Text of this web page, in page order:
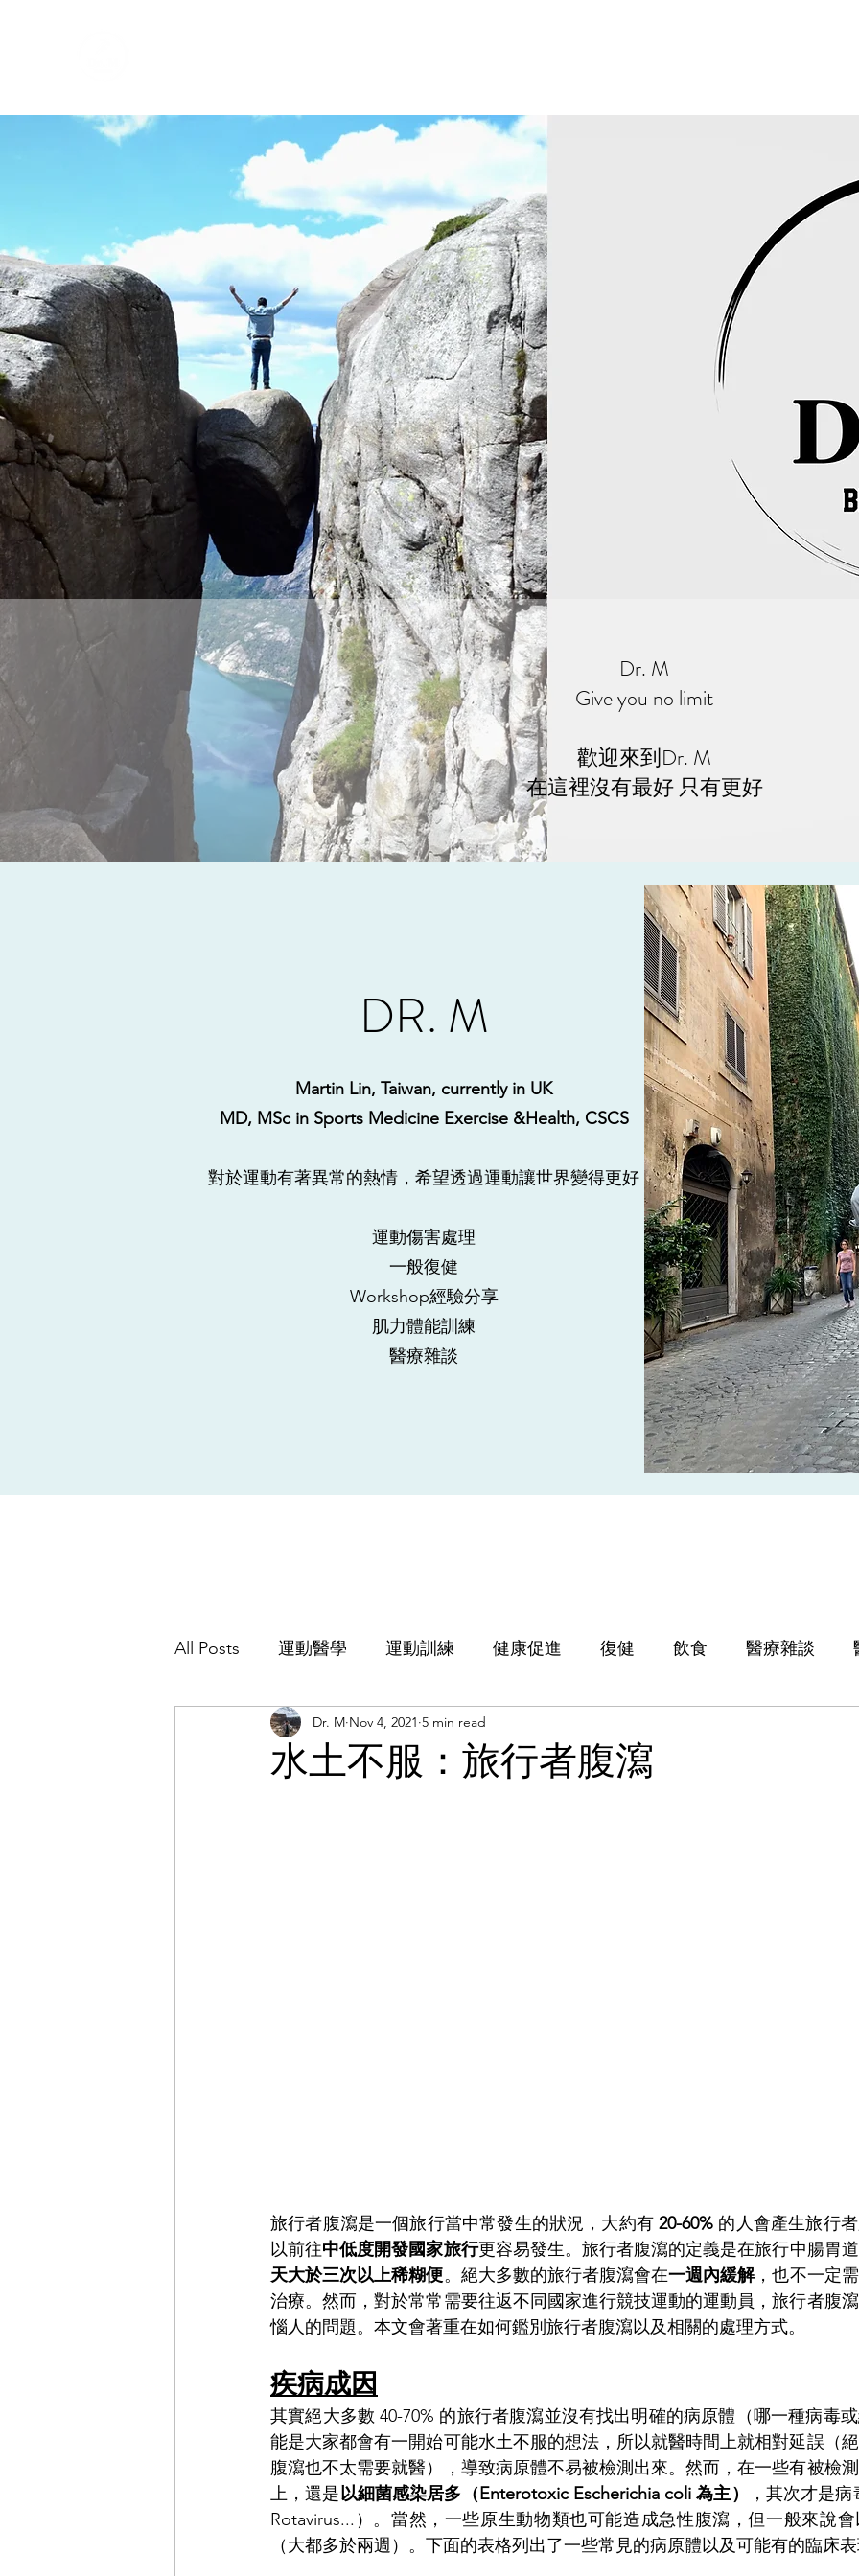
Dr. M
Give you no limit
歡迎來到Dr. M
​在這裡沒有最好 只有更好
DR. M
Martin Lin, Taiwan, currently in UK
MD, MSc in Sports Medicine Exercise &Health, CSCS
對於運動有著異常的熱情，希望透過運動讓世界變得更好
運動傷害處理
​一般復健
Workshop經驗分享
肌力體能訓練
​醫療雜談
All Posts 運動醫學 運動訓練 健康促進 復健 飲食 醫療雜談
課程分享 職涯 運動傷害
水土不服：旅行者腹瀉
Dr. M Nov 4, 2021 5 min read
旅行者腹瀉是一個旅行當中常發生的狀況，大約有 20-60% 的人會產生旅行
以前往中低度開發國家旅行更容易發生。旅行者腹瀉的定義是在旅行中腸胃
天大於三次以上稀糊便。絕大多數的旅行者腹瀉會在一週內緩解，也不一定
治療。然而，對於常常需要往返不同國家進行競技運動的運動員，旅行者腹
惱人的問題。本文會著重在如何鑑別旅行者腹瀉以及相關的處理方式。
疾病成因
其實絕大多數 40-70% 的旅行者腹瀉並沒有找出明確的病原體（哪一種病毒
能是大家都會有一開始可能水土不服的想法，所以就醫時間上就相對延誤（
腹瀉也不太需要就醫），導致病原體不易被檢測出來。然而，在一些有被檢
上，還是以細菌感染居多（Enterotoxic Escherichia coli 為主）
，其次才是
Rotavirus...）。當然，一些原生動物類也可能造成急性腹瀉，但一般來說
（大都多於兩週）。下面的表格列出了一些常見的病原體以及可能有的臨床